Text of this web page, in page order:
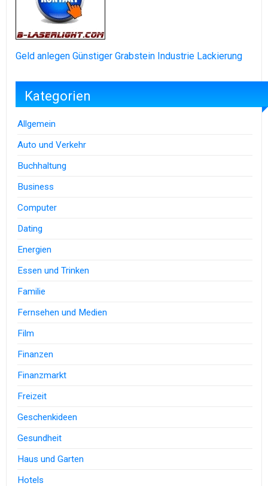
Geld anlegen Günstiger Grabstein Industrie Lackierung
Kategorien
Allgemein
Auto und Verkehr
Buchhaltung
Business
Computer
Dating
Energien
Essen und Trinken
Familie
Fernsehen und Medien
Film
Finanzen
Finanzmarkt
Freizeit
Geschenkideen
Gesundheit
Haus und Garten
Hotels